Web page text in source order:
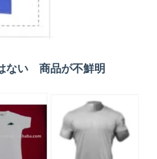
ない 商品が不鮮明